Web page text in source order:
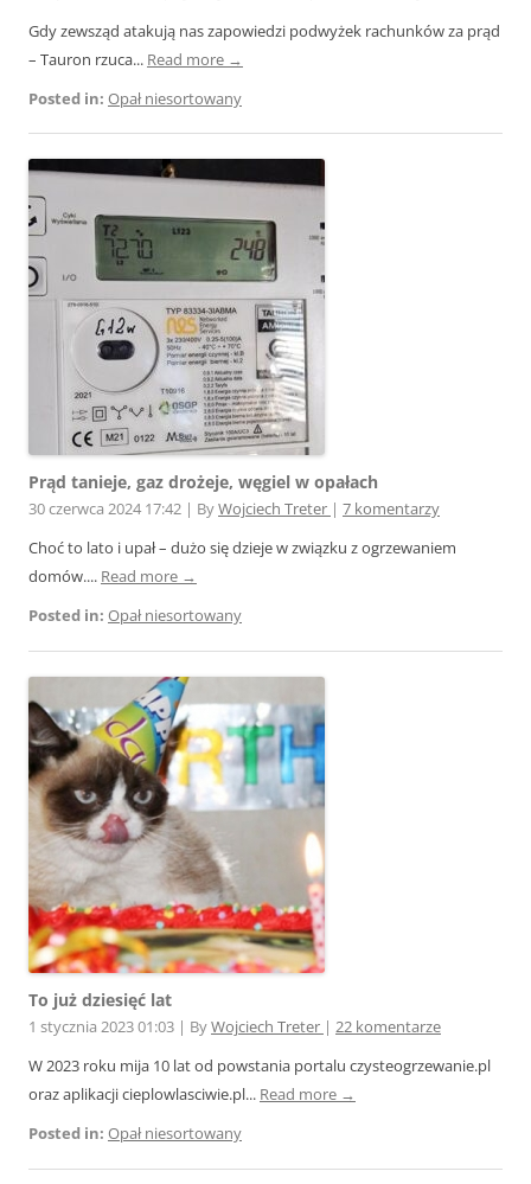
Gdy zewsząd atakują nas zapowiedzi podwyżek rachunków za prąd
– Tauron rzuca... Read more →
Posted in: Opał niesortowany
Prąd tanieje, gaz drożeje, węgiel w opałach
30 czerwca 2024 17:42 | ByWojciech Treter | 7 komentarzy
Choć to lato i upał – dużo się dzieje w związku z ogrzewaniem
domów.... Read more →
Posted in: Opał niesortowany
To już dziesięć lat
1 stycznia 2023 01:03 | ByWojciech Treter | 22 komentarze
W 2023 roku mija 10 lat od powstania portalu czysteogrzewanie.pl
oraz aplikacji cieplowlasciwie.pl... Read more →
Posted in: Opał niesortowany